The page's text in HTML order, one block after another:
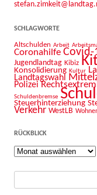
SCHLAGWORTE
Altschulden Arbeit
Coronahilfe Covid-
Jugendlandtag Kibiz
Konsolidierung Kultur
Landtagswahl
Polizei
Schuldenbremse
Steuerhinterziehung
Verkehr WestLB
RÜCKBLICK
Rückblick